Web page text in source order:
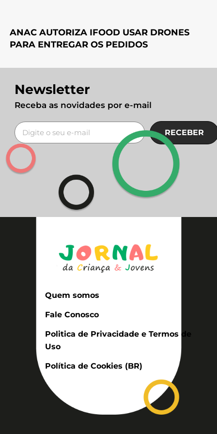
ANAC AUTORIZA IFOOD USAR DRONES
PARA ENTREGAR OS PEDIDOS
Newsletter
Receba as novidades por e-mail
RECEBER
Quem somos
Fale Conosco
Politica de Privacidade e Termos de
Uso
Política de Cookies (BR)